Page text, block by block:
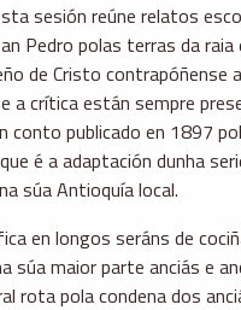
sesión reúne relatos
Pedro polas terras da raia
de Cristo contrapóñense
crítica están sempre
conto publicado en 1897
é a adaptación dunha
súa Antioquía local.
en longos seráns de
maior parte anciás e
rota pola condena dos